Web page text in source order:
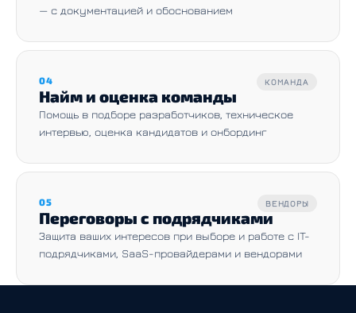
— с документацией и обоснованием
04 КОМАНДА
Найм и оценка команды
Помощь в подборе разработчиков, техническое
интервью, оценка кандидатов и онбординг
05 ВЕНДОРЫ
Переговоры с подрядчиками
Защита ваших интересов при выборе и работе с IT-
подрядчиками, SaaS-провайдерами и вендорами